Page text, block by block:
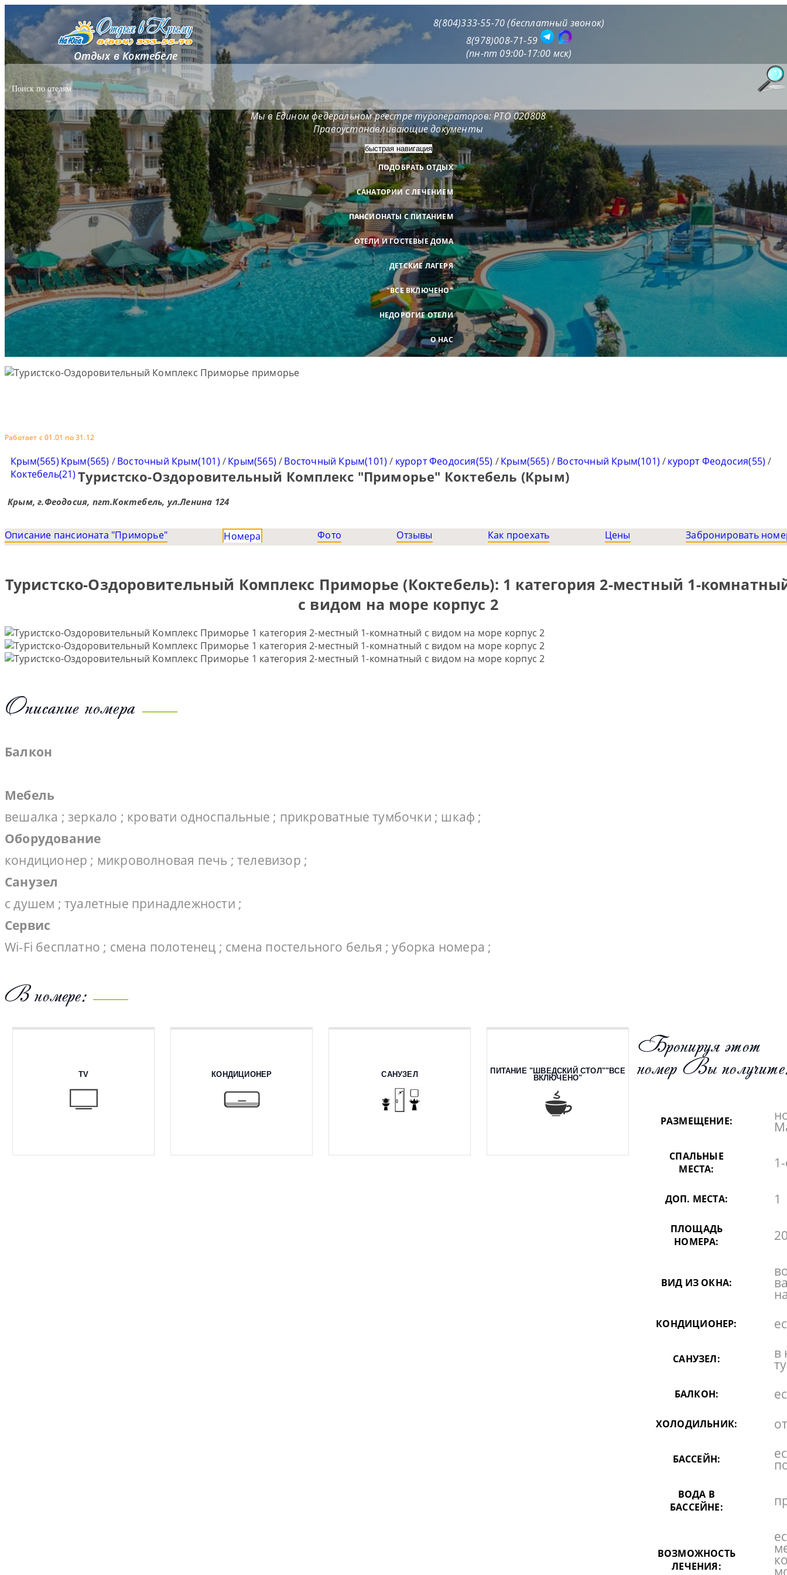
Отдых в Коктебеле
8(804)333-55-70 (бесплатный звонок)
8(978)008-71-59
(пн-пт 09:00-17:00 мск)
Мы в Едином федеральном реестре туроператоров: РТО 020808
Правоустанавливающие документы
быстрая навигация
ПОДОБРАТЬ ОТДЫХ
САНАТОРИИ С ЛЕЧЕНИЕМ
ПАНСИОНАТЫ С ПИТАНИЕМ
ОТЕЛИ И ГОСТЕВЫЕ ДОМА
ДЕТСКИЕ ЛАГЕРЯ
"ВСЕ ВКЛЮЧЕНО"
НЕДОРОГИЕ ОТЕЛИ
О НАС
Работает с 01.01 по 31.12
Крым(565) Крым(565) /Восточный Крым(101) /Крым(565) /Восточный Крым(101) / курорт Феодосия(55) /Крым(565) /Восточный Крым(101) /курорт Феодосия(55) /
Коктебель(21) Туристско-Оздоровительный Комплекс "Приморье" Коктебель (Крым)
Крым, г.Феодосия, пгт.Коктебель, ул.Ленина 124
Описание пансионата "Приморье" Номера Фото Отзывы Как проехать Цены Забронировать
Туристско-Оздоровительный Комплекс Приморье (Коктебель): 1 категория 2-местный 1-
с видом на море корпус 2
Описание номера
Балкон
Мебель
вешалка ; зеркало ; кровати односпальные ; прикроватные тумбочки ; шкаф ;
Оборудование
кондиционер ; микроволновая печь ; телевизор ;
Санузел
с душем ; туалетные принадлежности ;
Сервис
Wi-Fi бесплатно ; смена полотенец ; смена постельного белья ; уборка номера ;
В номере:
TV КОНДИЦИОНЕР САНУЗЕЛ
ПИТАНИЕ "ШВЕДСКИЙ СТОЛ""ВСЕ
ВКЛЮЧЕНО"
Бронируя этот
номер Вы
РАЗМЕЩЕНИЕ:
СПАЛЬНЫЕ
МЕСТА:
ДОП. МЕСТА: 1
ПЛОЩАДЬ
НОМЕРА:
ВИД ИЗ ОКНА:
КОНДИЦИОНЕР:
САНУЗЕЛ: в
БАЛКОН:
ХОЛОДИЛЬНИК:
БАССЕЙН:
ВОДА В
БАССЕЙНЕ:
ВОЗМОЖНОСТЬ
ЛЕЧЕНИЯ: